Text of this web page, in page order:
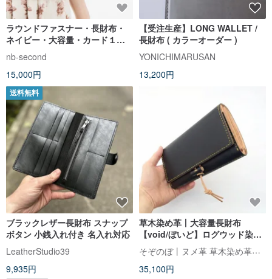
ラウンドファスナー・長財布・
ネイビー・大容量・カード１２
枚収納
nb-second
15,000円
【受注生産】LONG WALLET /
長財布 ( カラーオーダー )
YONICHIMARUSAN
13,200円
送料無料
ブラックレザー長財布 スナップ
ボタン 小銭入れ付き 名入れ対応
LeatherStudio39
9,935円
草木染め革丨大容量長財布
【void/ぼいど】ログウッド染め
手縫い 手染め 手作り お財布ショ
ルダー可
そぞのぼ丨ヌメ革 草木染め革丨財布 スマホケース丨手作り
35,100円